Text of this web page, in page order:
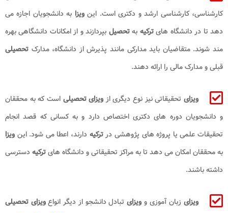
کارشناسی، کارشناسی ارشد و دکتری است. اینویزا به دانشجویان اجازه می
دهد تا در دانشگاه هایترکیه بهتحصیل بپردازند و از امکانات دانشگاهی بهره
مند شوند. متقاضیان باید مدارکی مانند پذیرش از دانشگاه، مدارک تحصیلی
قبلی و مدارک مالی را ارائه دهند.
ویزای تحقیقاتی نیز نوع دیگری از ویزای تحصیلیاست که به محققان
و دانشجویان دوره های دکتری اختصاص دارد و به کسانی که قصد انجام
تحقیقات علمی یا پروژه های پژوهشی درترکیه دارند، اعطا می شود. این ویزا
به محققان امکان می دهد تا به مراکز تحقیقاتی و دانشگاه هایترکیهدسترسی
داشته باشند.
ویزای زبان آموزی و ویزای تبادل دانشجو از دیگر انواعویزای تحصیلی